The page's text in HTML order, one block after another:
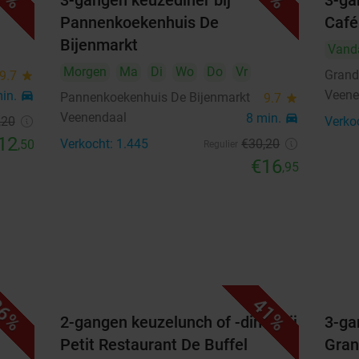
9.7 star
directions_car
,50
Pannenkoekenhuis De
Bijenmarkt
Morgen Ma Di Wo Do
Vr
Pannenkoekenhuis De Bijenmarkt
9.7 star
Veenendaal 8 min. directions_car
Verkocht: 1.445 €30,20
€16,95
41%
2-gangen keuzelunch of -diner bij
Petit Restaurant De Buffel
3-
14 15 16 17 18 20
21 22
28 29
Verrukkelijk 3-gangen keuzediner bij Grand Café
Alle gerechten worden bereid met dagverse
ingrediënten
Laat je smaakpapillen verwennen door de chef